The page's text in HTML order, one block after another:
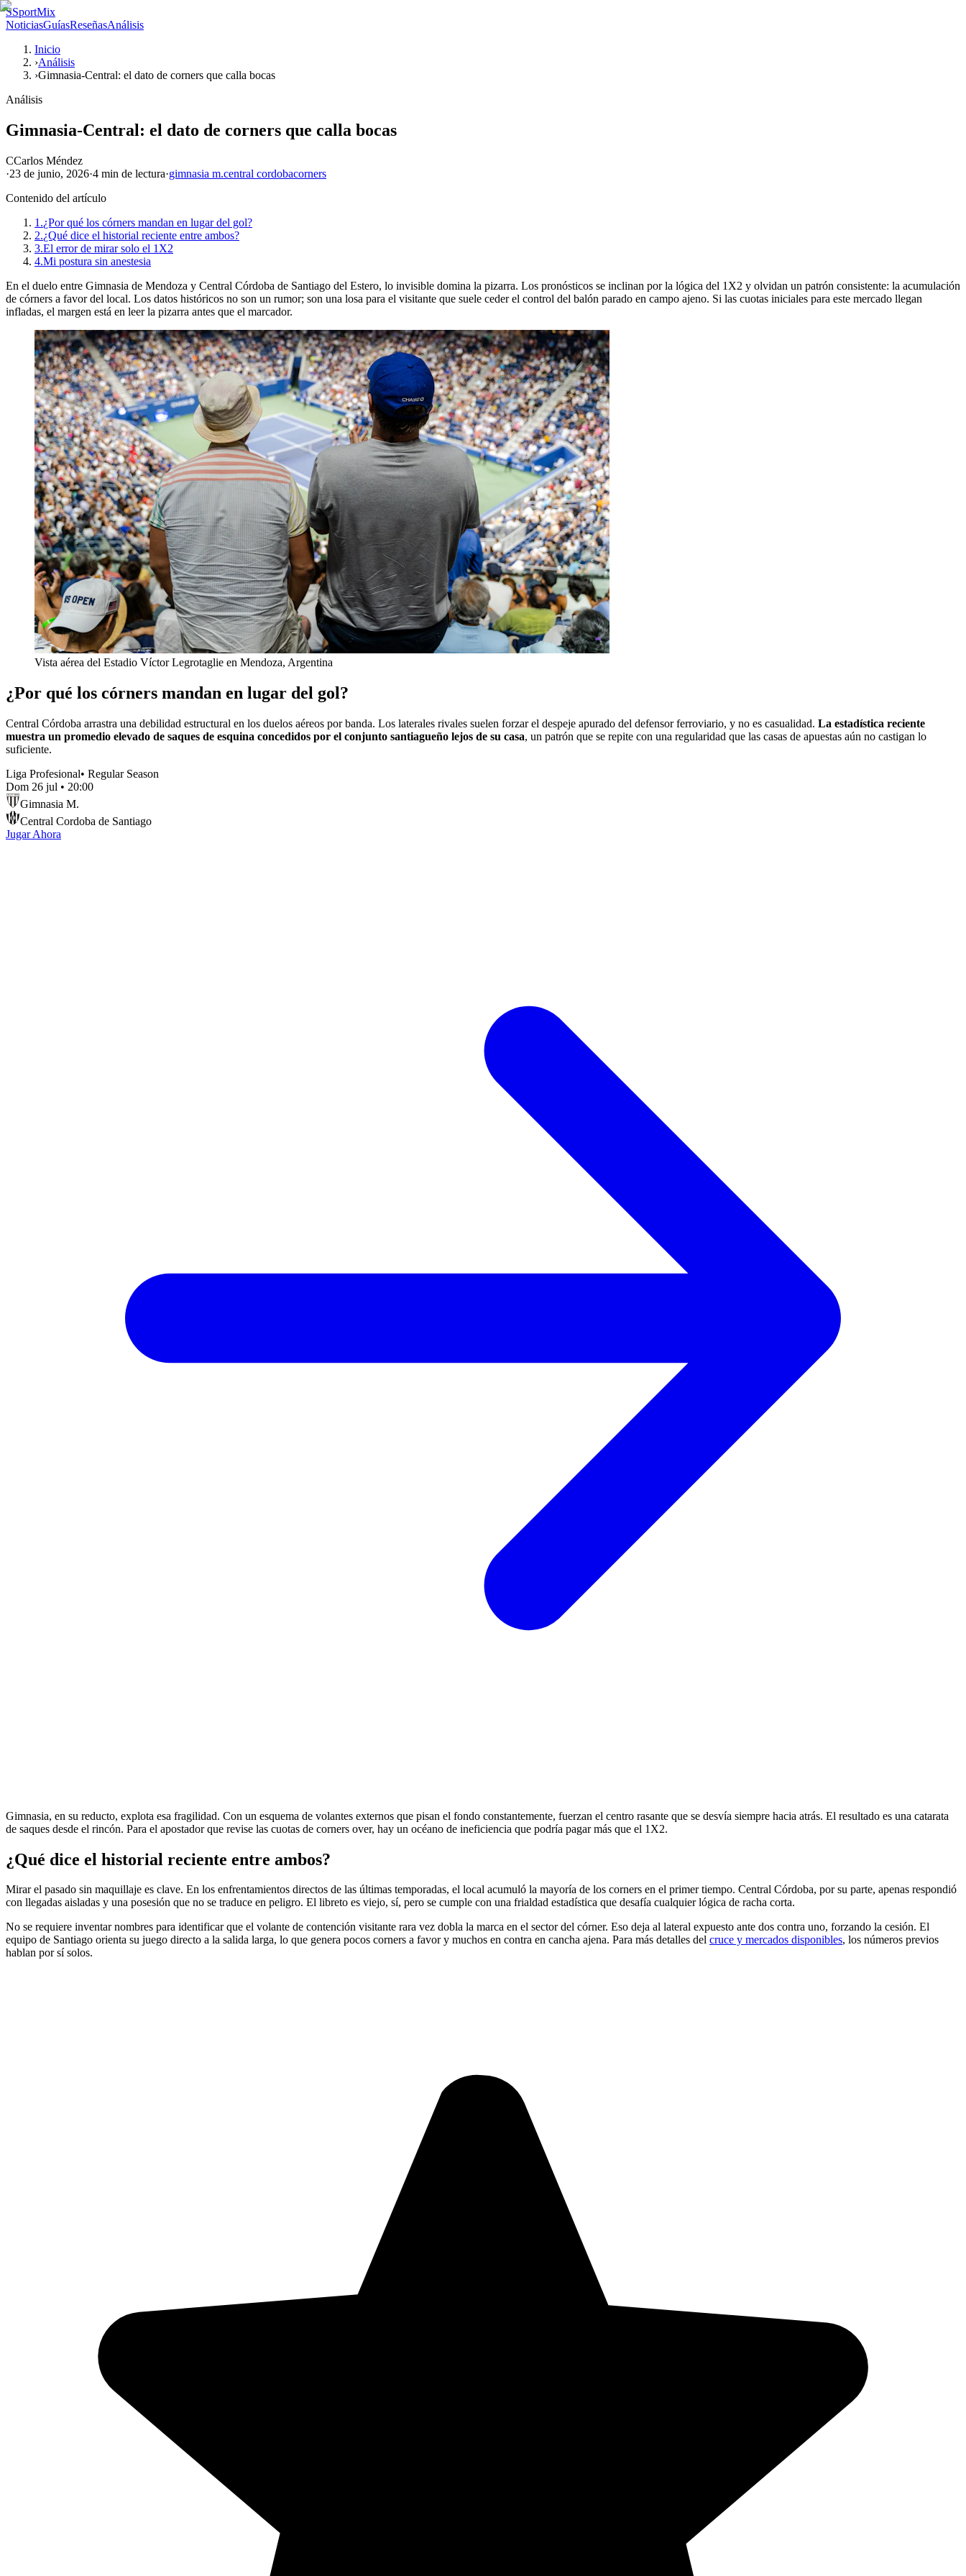
SSportMix
NoticiasGuíasReseñasAnálisis
Inicio
›Análisis
›Gimnasia-Central: el dato de corners que calla bocas
Análisis
Gimnasia-Central: el dato de corners que calla bocas
CCarlos Méndez
·23 de junio, 2026·4 min de lectura·gimnasia m.central cordobacorners
Contenido del artículo
1.¿Por qué los córners mandan en lugar del gol?
2.¿Qué dice el historial reciente entre ambos?
3.El error de mirar solo el 1X2
4.Mi postura sin anestesia
En el duelo entre Gimnasia de Mendoza y Central Córdoba de Santiago del Estero, lo invisible domina la pizarra. Los pronósticos se inclinan por la lógica del 1X2 y olvidan un patrón consistente: la acumulación
de córners a favor del local. Los datos históricos no son un rumor; son una losa para el visitante que suele ceder el control del balón parado en campo ajeno. Si las cuotas iniciales para este mercado llegan
infladas, el margen está en leer la pizarra antes que el marcador.
Vista aérea del Estadio Víctor Legrotaglie en Mendoza, Argentina
¿Por qué los córners mandan en lugar del gol?
Central Córdoba arrastra una debilidad estructural en los duelos aéreos por banda. Los laterales rivales suelen forzar el despeje apurado del defensor ferroviario, y no es casualidad. La estadística reciente
muestra un promedio elevado de saques de esquina concedidos por el conjunto santiagueño lejos de su casa, un patrón que se repite con una regularidad que las casas de apuestas aún no castigan lo
suficiente.
Liga Profesional• Regular Season
Dom 26 jul • 20:00
Gimnasia M.
Central Cordoba de Santiago
Jugar Ahora
Gimnasia, en su reducto, explota esa fragilidad. Con un esquema de volantes externos que pisan el fondo constantemente, fuerzan el centro rasante que se desvía siempre hacia atrás. El resultado es una catarata
de saques desde el rincón. Para el apostador que revise las cuotas de corners over, hay un océano de ineficiencia que podría pagar más que el 1X2.
¿Qué dice el historial reciente entre ambos?
Mirar el pasado sin maquillaje es clave. En los enfrentamientos directos de las últimas temporadas, el local acumuló la mayoría de los corners en el primer tiempo. Central Córdoba, por su parte, apenas respondió
con llegadas aisladas y una posesión que no se traduce en peligro. El libreto es viejo, sí, pero se cumple con una frialdad estadística que desafía cualquier lógica de racha corta.
No se requiere inventar nombres para identificar que el volante de contención visitante rara vez dobla la marca en el sector del córner. Eso deja al lateral expuesto ante dos contra uno, forzando la cesión. El
equipo de Santiago orienta su juego directo a la salida larga, lo que genera pocos corners a favor y muchos en contra en cancha ajena. Para más detalles del cruce y mercados disponibles, los números previos
hablan por sí solos.